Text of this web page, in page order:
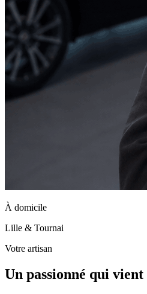
À domicile
Lille & Tournai
Votre artisan
Un passionné qui vient